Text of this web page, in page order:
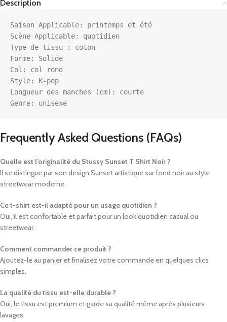
Description
Saison Applicable: printemps et été
Scène Applicable: quotidien
Type de tissu : coton
Forme: Solide
Col: col rond
Style: K-pop
Longueur des manches (cm): courte
Genre: unisexe
Frequently Asked Questions (FAQs)
Quelle est l’originalité du Stussy Sunset T Shirt Noir ?
Il se distingue par son design Sunset artistique sur fond noir au style
streetwear moderne.
Ce t-shirt est-il adapté pour un usage quotidien ?
Oui, il est confortable et parfait pour un look quotidien casual ou
streetwear.
Comment commander ce produit ?
Ajoutez-le au panier et finalisez votre commande en quelques clics
simples.
La qualité du tissu est-elle durable ?
Oui, le tissu est premium et garde sa qualité même après plusieurs
lavages.